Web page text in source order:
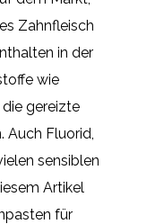
Zahnfleisch
in der
wie
die gereizte
Auch Fluorid,
sensiblen
Artikel
für